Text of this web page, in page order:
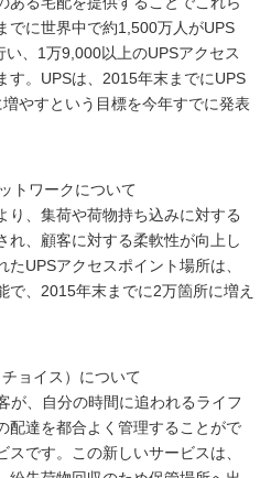
でに世界中で約1,500万人がUPS
、1万9,000以上のUPSアクセス
す。UPSは、2015年末までにUPS
やすという目標を今年すでに発表
トワークについて
り、集荷や荷物持ち込みに対する
れ、顧客に対する柔軟性が向上し
UPSアクセスポイント場所は、
で、2015年末までに2万箇所に増え
ョイス）について
が、自分の時間に追われるライフ
配達を都合よく管理することがで
です。この新しいサービスは、